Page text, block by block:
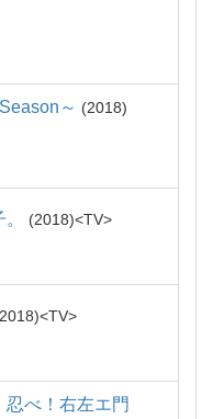
～
2018
2018 TV
2018 TV
べ！右左エ門